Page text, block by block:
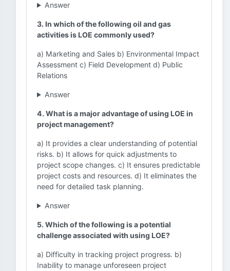
Answer
3. In which of the following oil and gas
activities is LOE commonly used?
a) Marketing and Sales b) Environmental Impact
Assessment c) Field Development d) Public
Relations
Answer
4. What is a major advantage of using LOE in
project management?
a) It provides a clear understanding of potential
risks. b) It allows for quick adjustments to
project scope changes. c) It ensures predictable
project costs and resources. d) It eliminates the
need for detailed task planning.
Answer
5. Which of the following is a potential
challenge associated with using LOE?
a) Difficulty in tracking project progress. b)
Inability to manage unforeseen project